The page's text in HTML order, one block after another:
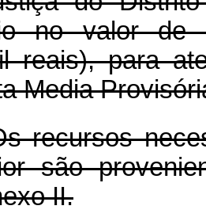
no valor de
reais), para
Media
recursos
são
II.